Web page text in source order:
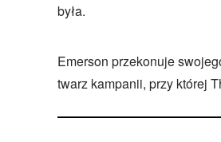
była.
Emerson przekonuje
twarz kampanii, przy której